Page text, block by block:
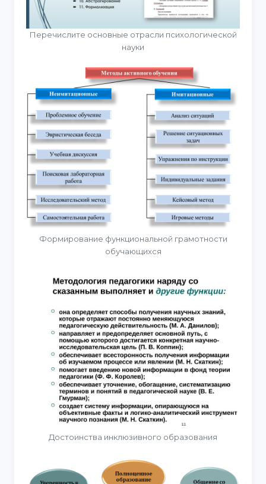
Перечислите основные отрасли психологической
науки
Формирование функциональной грамотности
обучающихся
Достоинства инклюзивного образования